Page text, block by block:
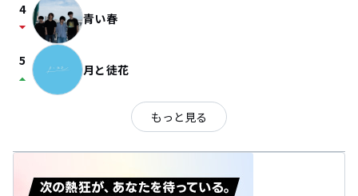
4
arrow_drop_down 青い春
5
arrow_drop_up 月と徒花
もっと見る